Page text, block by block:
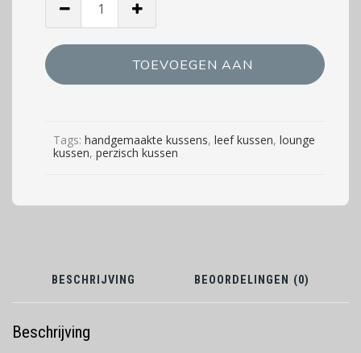
150x120cm:
hoeveelheid
TOEVOEGEN AAN
Tags: handgemaakte kussens, leef kussen, lounge
kussen, perzisch kussen
BESCHRIJVING BEOORDELINGEN (0)
Beschrijving